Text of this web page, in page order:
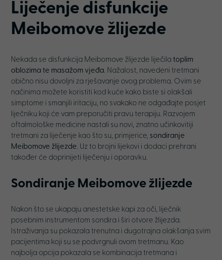
Liječenje disfunkcije
Meibomove žlijezde
Nekada se disfunkcija Meibomove žlijezde liječila toplim
oblozima te masažom vjeđa. Nažalost, navedeni tretmani
obično nisu dovoljni za rješavanje ovog problema. Ovim se
načinima možete koristiti kod kuće kako biste si olakšali
simptome i smanjili iritaciju, no svakako ne odgađajte posjet
liječniku koji će vam preporučiti pravu terapiju. Razvojem
oftalmološke medicine nastali su novi, znatno učinkovitiji
tretmani za liječenje kao što su, primjerice, sondiranje
Meibomove žlijezde. Uz to brojni lijekovi i dodaci prehrani
također će doprinijeti liječenju i oporavku.
Sondiranje Meibomove žlijezde
Nakon što se ukapaju anestetske kapi za oči, liječnik
posebnim instrumentom sondira i širi otvore žlijezda.
Istraživanja su pokazala trenutna i dugotrajna olakšanja svim
pacijentima koji su se podvrgnuli ovom tretmanu. Kao
najbolja opcija pokazala se kombinacija tretmana i